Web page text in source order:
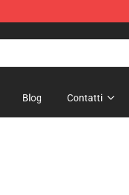
Blog Contatti